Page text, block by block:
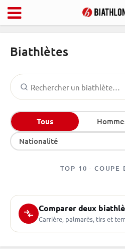
Biathlètes
Tous
Nationalité
TOP 10 · COUPE
Comparer deux
Carrière, palmarès, tirs et